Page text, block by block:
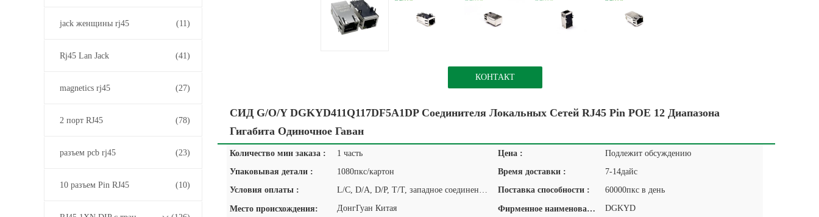
jack женщины rj45 (11)
Rj45 Lan Jack (41)
magnetics rj45 (27)
2 порт RJ45 (78)
разъем pcb rj45 (23)
10 разъем Pin RJ45 (10)
КОНТАКТ
СИД G/O/Y DGKYD411Q117DF5A1DP Соединителя Локальных Сетей RJ45 Pin POE 12 Диапазона
Гигабита Одиночное Гаван
Количество мин заказа : 1 часть Цена :
Подлежит обсуждению
Упаковывая детали :
1080пкс/картон Время доставки :
7-14дайс
Условия оплаты :
L/C, D/A, D/P, T/T, западное соединение, MoneyGram Поставка способности : 60000пкс в день
Место происхождения: ДонгГуан Китая Фирменное наименование: DGKYD